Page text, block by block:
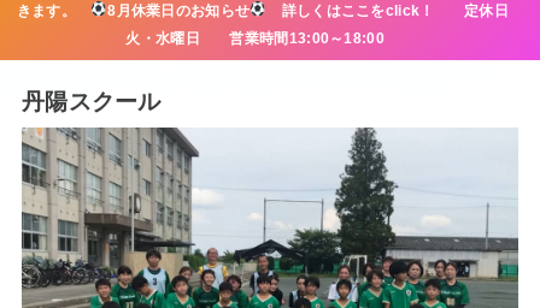
きます。
8月休業日のお知らせ
詳しくはここをclick！ 定休日
火・水曜日 営業時間13:00～18:00
丹陽スクール